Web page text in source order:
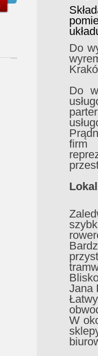
Do
Do
firm
Jana
W